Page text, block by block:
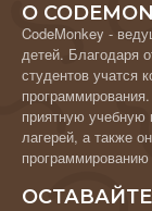
О
CodeMonkey -
детей. Благодаря
студентов учатся
приятную
лагерей, а также